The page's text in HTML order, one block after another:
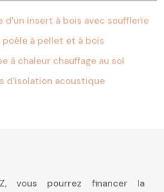
d’un insert à bois avec soufflerie
à pellet et à bois
à chaleur chauffage au sol
d’isolation acoustique
vous pourrez financer la